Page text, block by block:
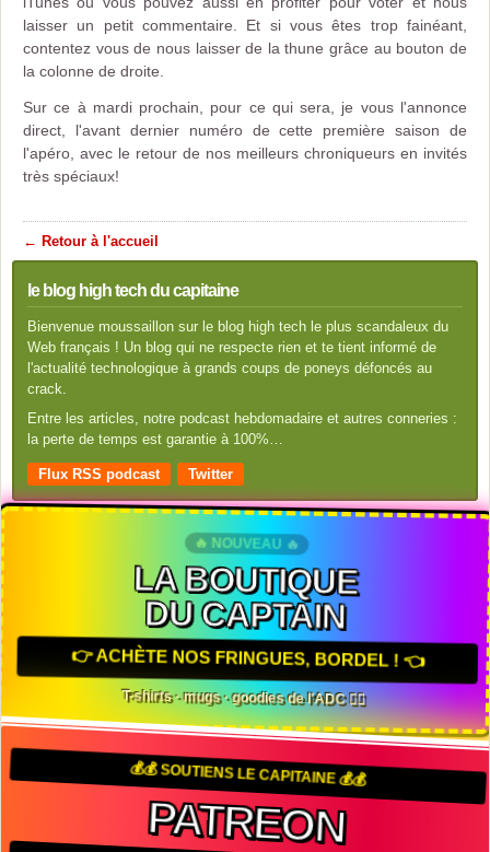
laisser un petit commentaire. Et si vous êtes trop fainéant,
contentez vous de nous laisser de la thune grâce au bouton de
la colonne de droite.
Sur ce à mardi prochain, pour ce qui sera, je vous l'annonce
direct, l'avant dernier numéro de cette première saison de
l'apéro, avec le retour de nos meilleurs chroniqueurs en invités
très spéciaux!
← Retour à l'accueil
le blog high tech du capitaine
Bienvenue moussaillon sur le blog high tech le plus scandaleux du
Web français ! Un blog qui ne respecte rien et te tient informé de
l'actualité technologique à grands coups de poneys défoncés au
crack.
Entre les articles, notre podcast hebdomadaire et autres conneries :
la perte de temps est garantie à 100%…
Flux RSS podcast Twitter
🔥 NOUVEAU 🔥
LA BOUTIQUE
DU CAPTAIN
👉 ACHÈTE NOS FRINGUES, BORDEL ! 👈
T-shirts · mugs · goodies de l'ADC 🏴‍☠️
💰💰 SOUTIENS LE CAPITAINE 💰💰
PATREON